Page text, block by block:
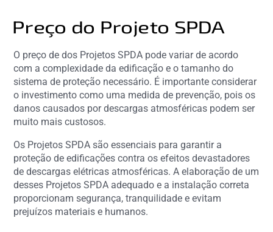
Preço do Projeto SPDA
O preço de dos Projetos SPDA pode variar de acordo
com a complexidade da edificação e o tamanho do
sistema de proteção necessário. É importante considerar
o investimento como uma medida de prevenção, pois os
danos causados por descargas atmosféricas podem ser
muito mais custosos.
Os Projetos SPDA são essenciais para garantir a
proteção de edificações contra os efeitos devastadores
de descargas elétricas atmosféricas. A elaboração de um
desses Projetos SPDA adequado e a instalação correta
proporcionam segurança, tranquilidade e evitam
prejuízos materiais e humanos.